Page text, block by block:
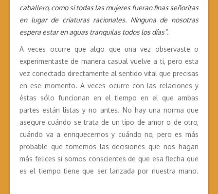
caballero, como si todas las mujeres fueran finas señoritas
en lugar de criaturas racionales. Ninguna de nosotras
espera estar en aguas tranquilas todos los días”.
A veces ocurre que algo que una vez observaste o
experimentaste de manera casual vuelve a ti, pero esta
vez conectado directamente al sentido vital que precisas
en ese momento. A veces ocurre con las relaciones y
éstas sólo funcionan en el tiempo en el que ambas
partes están listas y no antes. No hay una norma que
asegure cuándo se trata de un tipo de amor o de otro,
cuándo va a enriquecernos y cuándo no, pero es más
probable que tomemos las decisiones que nos hagan
más felices si somos conscientes de que esa flecha que
es el tiempo tiene que ser lanzada por nuestra mano.